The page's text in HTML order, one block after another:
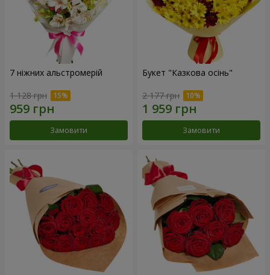
7 ніжних альстромерій
1 128 грн
Замовити
Букет "Казкова осінь"
2 177 грн
Замовити